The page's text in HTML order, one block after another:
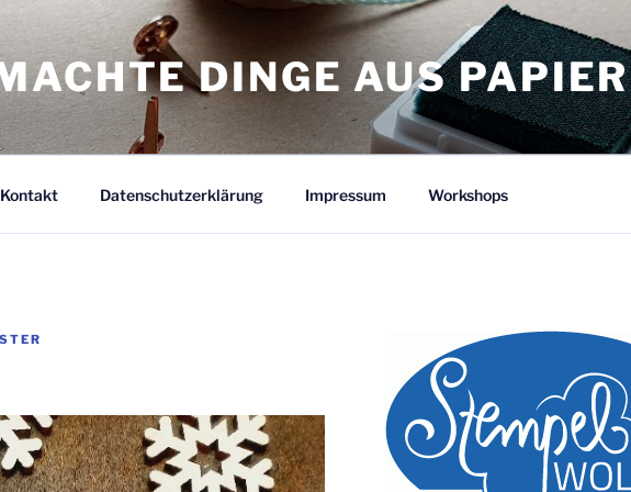
DINGE AUS PAPIER
Kontakt Datenschutzerklärung Impressum Workshops